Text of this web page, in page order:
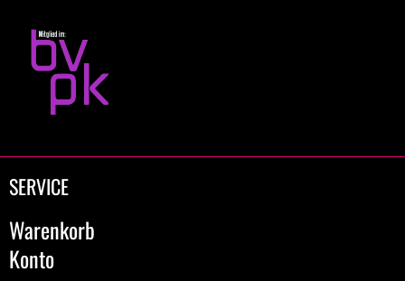
SERVICE
Warenkorb
Konto